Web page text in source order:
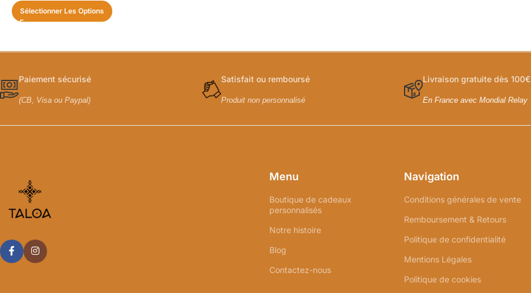
Sélectionner Les Options
Paiement sécurisé
(CB, Visa ou Paypal)
Satisfait ou remboursé
Produit non personnalisé
Livraison gratuite dès 100€
En France avec Mondial Relay
Menu
Boutique de cadeaux
personnalisés
Notre histoire
Blog
Contactez-nous
Navigation
Conditions générales de vente
Remboursement & Retours
Politique de confidentialité
Mentions Légales
Politique de cookies